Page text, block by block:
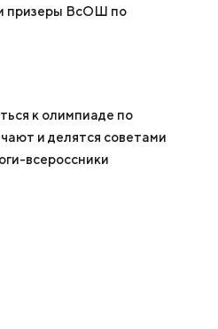
призеры ВсОШ по
к олимпиаде по
и делятся советами
всероссники